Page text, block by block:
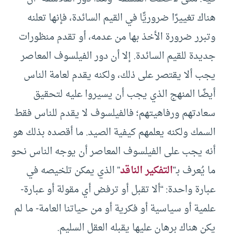
هناك تغييرًا ضروريًّا في القيم السائدة، فإنها تعلنه
وتبرر ضرورة الأخذ بها من عدمه، أو تقدم منظورات
جديدة للقيم السائدة. إلا أن دور الفيلسوف المعاصر
يجب ألا يقتصر على ذلك، ولكنه يقدم لعامة الناس
أيضًا المنهج الذي يجب أن يسيروا عليه لتحقيق
سعادتهم ورفاهيتهم؛ فالفيلسوف لا يقدم للناس فقط
السمك ولكنه يعلمهم كيفية الصيد. ما أقصده بذلك هو
أنه يجب على الفيلسوف المعاصر أن يوجه الناس نحو
ما يُعرف بـ”التفكير الناقد” الذي يمكن تلخيصه في
عبارة واحدة: “ألا تقبل أو ترفض أي مقولة أو عبارة-
علمية أو سياسية أو فكرية أو من حياتنا العامة- ما لم
يكن هناك برهان عليها يقبله العقل السليم.